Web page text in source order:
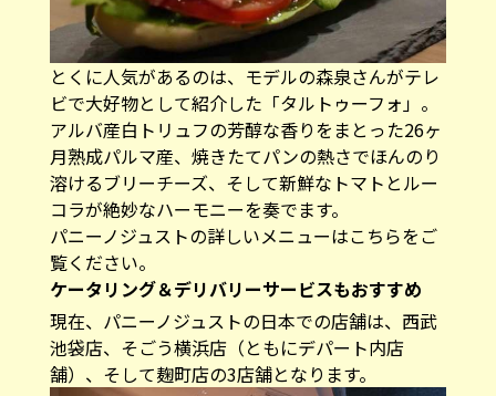
とくに人気があるのは、モデルの森泉さんがテレ
ビで大好物として紹介した「タルトゥーフォ」。
アルバ産白トリュフの芳醇な香りをまとった26ヶ
月熟成パルマ産、焼きたてパンの熱さでほんのり
溶けるブリーチーズ、そして新鮮なトマトとルー
コラが絶妙なハーモニーを奏でます。
パニーノジュストの詳しいメニューはこちらをご
覧ください。
ケータリング＆デリバリーサービスもおすすめ
現在、パニーノジュストの日本での店舗は、西武
池袋店、そごう横浜店（ともにデパート内店
舗）、そして麹町店の3店舗となります。